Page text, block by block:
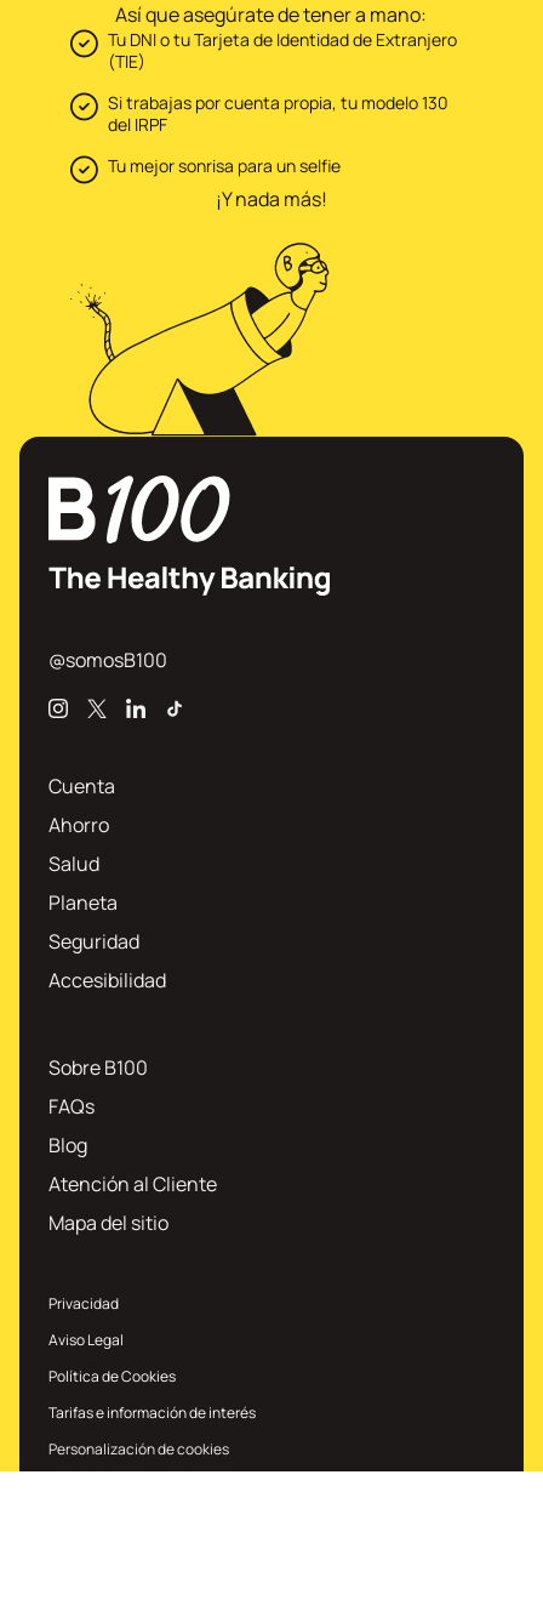
Así que asegúrate de tener a mano:
Tu DNI o tu Tarjeta de Identidad de Extranjero
(TIE)
Si trabajas por cuenta propia, tu modelo 130
del IRPF
Tu mejor sonrisa para un selfie
¡Y nada más!
@somosB100
InstagramLinkedin
Cuenta
Ahorro
Salud
Planeta
Seguridad
Accesibilidad
Sobre B100
FAQs
Blog
Atención al Cliente
Mapa del sitio
Privacidad
Aviso Legal
Política de Cookies
Tarifas e información de interés
Personalización de cookies